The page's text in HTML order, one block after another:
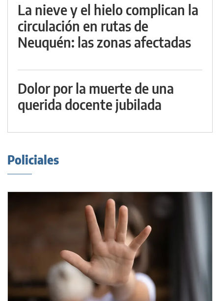
La nieve y el hielo complican la
circulación en rutas de
Neuquén: las zonas afectadas
Dolor por la muerte de una
querida docente jubilada
Policiales